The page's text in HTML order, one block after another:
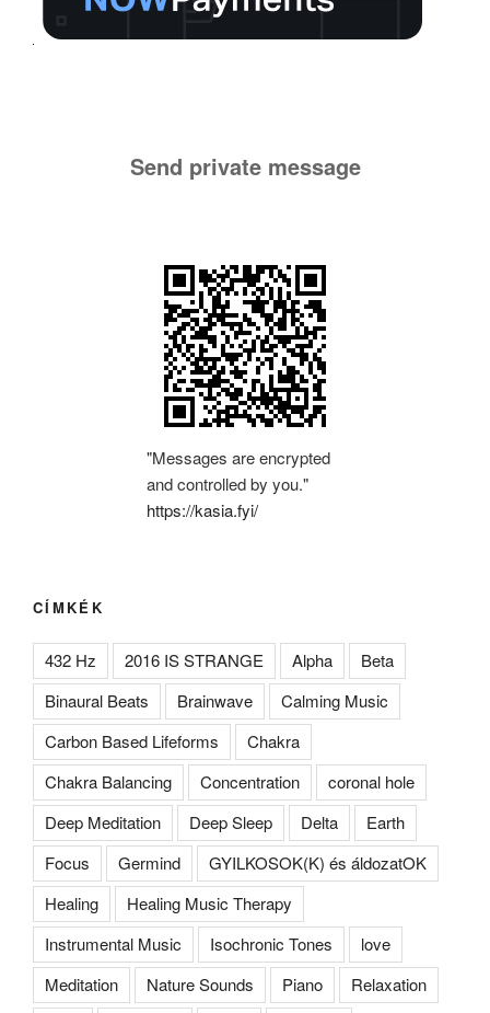
Send private message
"Messages are encrypted
and controlled by you."
https://kasia.fyi/
CÍMKÉK
432 Hz 2016 IS STRANGE Alpha
Beta
Binaural Beats
Brainwave
Calming Music
Carbon Based Lifeforms
Chakra
Chakra Balancing
Concentration
coronal hole
Deep Meditation
Deep Sleep Delta
Earth
Focus
Germind
GYILKOSOK(K) és áldozatOK
Healing
Healing Music Therapy
Instrumental Music
Isochronic Tones
love
Meditation
Nature Sounds Piano Relaxation